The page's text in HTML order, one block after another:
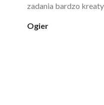
ciepła. Nie uczula,